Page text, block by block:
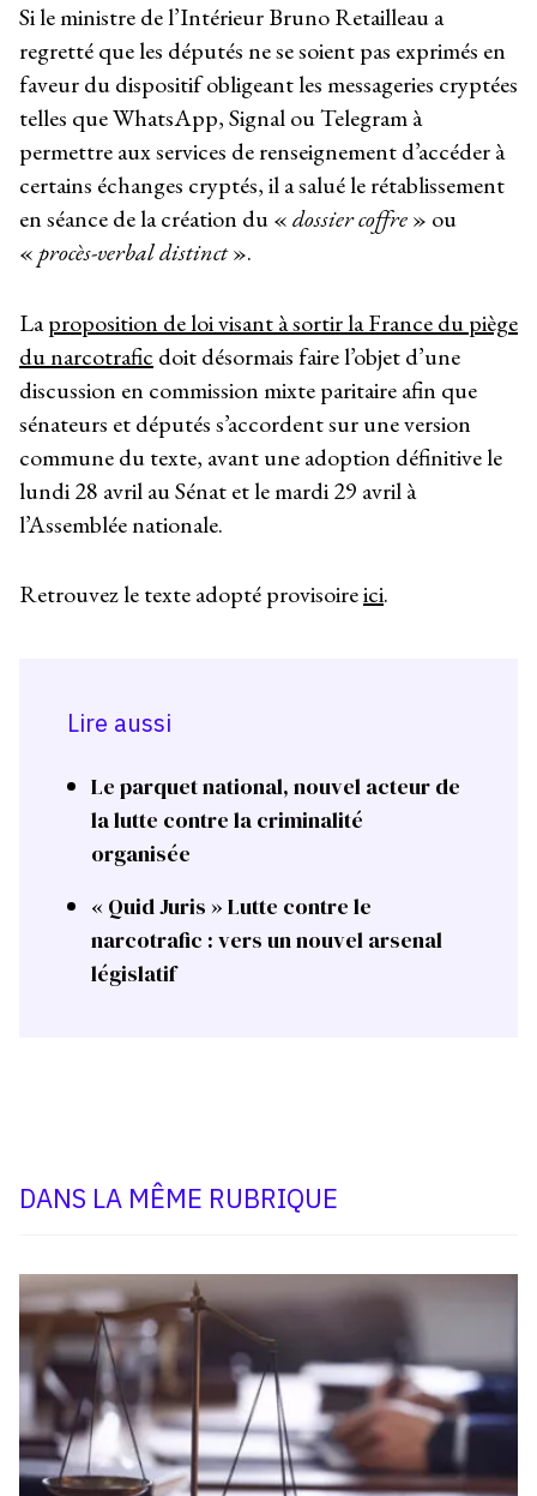
Si le ministre de l’Intérieur Bruno Retailleau a
regretté que les députés ne se soient pas exprimés en
faveur du dispositif obligeant les messageries cryptées
telles que WhatsApp, Signal ou Telegram à
permettre aux services de renseignement d’accéder à
certains échanges cryptés, il a salué le rétablissement
en séance de la création du «dossier coffre» ou
«procès-verbal distinct».
Laproposition de loi visant à sortir la France du piège
du narcotrafic doit désormais faire l’objet d’une
discussion en commission mixte paritaire afin que
sénateurs et députés s’accordent sur une version
commune du texte, avant une adoption définitive le
lundi 28 avril au Sénat et le mardi 29 avril à
l’Assemblée nationale.
Retrouvez le texte adopté provisoireici.
Lire aussi
Le parquet national, nouvel acteur de
la lutte contre la criminalité
organisée
« Quid Juris » Lutte contre le
narcotrafic : vers un nouvel arsenal
législatif
DANS LA MÊME RUBRIQUE